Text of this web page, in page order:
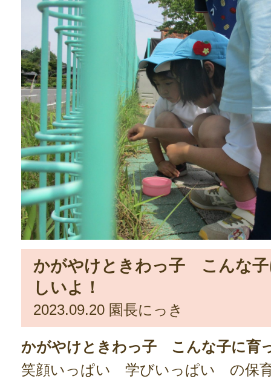
かがやけときわっ子 こんな子
しいよ！
2023.09.20 園長にっき
かがやけときわっ子 こんな子に育
笑顔いっぱい 学びいっぱい の保